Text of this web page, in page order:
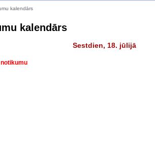
kalendārs
kalendārs
Sestdien, 18. jūlijā